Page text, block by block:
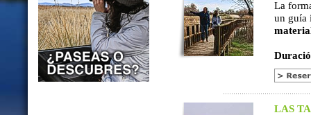
La
un guía
LAS